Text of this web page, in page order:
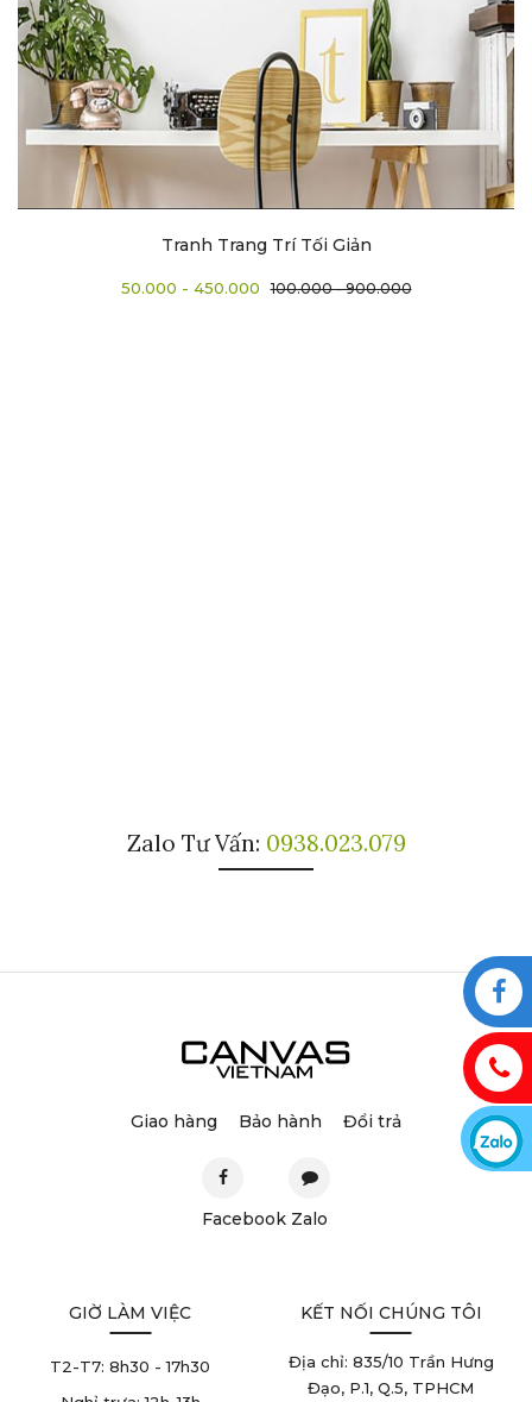
Tranh Trang Trí Tối Giản
50.000 - 450.000 100.000 - 900.000
Zalo Tư Vấn: 0938.023.079
Giao hàng Bảo hành Đổi trả
Facebook Zalo
GIỜ LÀM VIỆC
T2-T7: 8h30 - 17h30
KẾT NỐI CHÚNG TÔI
Địa chỉ: 835/10 Trần Hưng
Đạo, P.1, Q.5, TPHCM